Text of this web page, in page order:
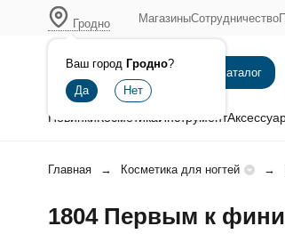
Гродно
Ваш город Гродно?
МагазиныСотрудничество
Каталог
НовинкиКосметикаИнструмент
Главная Косметика для ногтей
1804 Первым к